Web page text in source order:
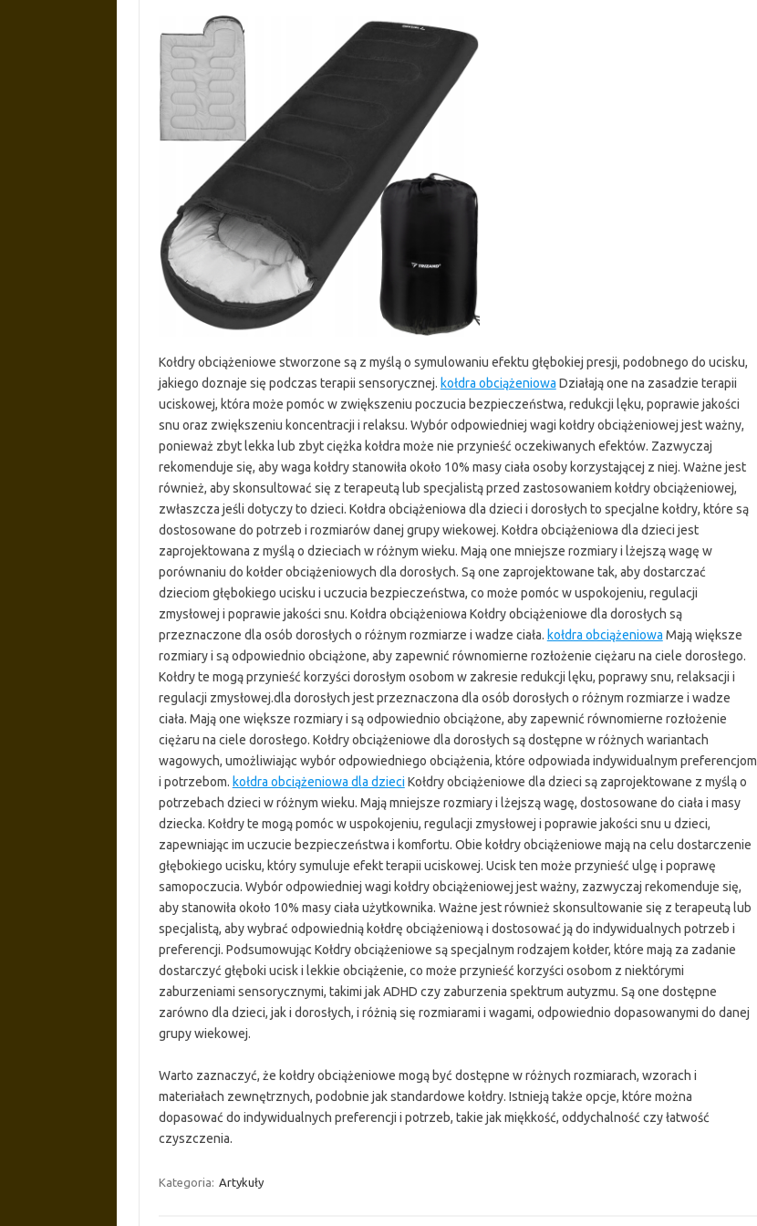
Kołdry obciążeniowe stworzone są z myślą o symulowaniu efektu głębokiej presji, podobnego do ucisku,
jakiego doznaje się podczas terapii sensorycznej. kołdra obciążeniowa Działają one na zasadzie terapii
uciskowej, która może pomóc w zwiększeniu poczucia bezpieczeństwa, redukcji lęku, poprawie jakości
snu oraz zwiększeniu koncentracji i relaksu. Wybór odpowiedniej wagi kołdry obciążeniowej jest ważny,
ponieważ zbyt lekka lub zbyt ciężka kołdra może nie przynieść oczekiwanych efektów. Zazwyczaj
rekomenduje się, aby waga kołdry stanowiła około 10% masy ciała osoby korzystającej z niej. Ważne jest
również, aby skonsultować się z terapeutą lub specjalistą przed zastosowaniem kołdry obciążeniowej,
zwłaszcza jeśli dotyczy to dzieci. Kołdra obciążeniowa dla dzieci i dorosłych to specjalne kołdry, które są
dostosowane do potrzeb i rozmiarów danej grupy wiekowej. Kołdra obciążeniowa dla dzieci jest
zaprojektowana z myślą o dzieciach w różnym wieku. Mają one mniejsze rozmiary i lżejszą wagę w
porównaniu do kołder obciążeniowych dla dorosłych. Są one zaprojektowane tak, aby dostarczać
dzieciom głębokiego ucisku i uczucia bezpieczeństwa, co może pomóc w uspokojeniu, regulacji
zmysłowej i poprawie jakości snu. Kołdra obciążeniowa Kołdry obciążeniowe dla dorosłych są
przeznaczone dla osób dorosłych o różnym rozmiarze i wadze ciała. kołdra obciążeniowa Mają większe
rozmiary i są odpowiednio obciążone, aby zapewnić równomierne rozłożenie ciężaru na ciele dorosłego.
Kołdry te mogą przynieść korzyści dorosłym osobom w zakresie redukcji lęku, poprawy snu, relaksacji i
regulacji zmysłowej.dla dorosłych jest przeznaczona dla osób dorosłych o różnym rozmiarze i wadze
ciała. Mają one większe rozmiary i są odpowiednio obciążone, aby zapewnić równomierne rozłożenie
ciężaru na ciele dorosłego. Kołdry obciążeniowe dla dorosłych są dostępne w różnych wariantach
wagowych, umożliwiając wybór odpowiedniego obciążenia, które odpowiada indywidualnym preferencjom
i potrzebom. kołdra obciążeniowa dla dzieci Kołdry obciążeniowe dla dzieci są zaprojektowane z myślą o
potrzebach dzieci w różnym wieku. Mają mniejsze rozmiary i lżejszą wagę, dostosowane do ciała i masy
dziecka. Kołdry te mogą pomóc w uspokojeniu, regulacji zmysłowej i poprawie jakości snu u dzieci,
zapewniając im uczucie bezpieczeństwa i komfortu. Obie kołdry obciążeniowe mają na celu dostarczenie
głębokiego ucisku, który symuluje efekt terapii uciskowej. Ucisk ten może przynieść ulgę i poprawę
samopoczucia. Wybór odpowiedniej wagi kołdry obciążeniowej jest ważny, zazwyczaj rekomenduje się,
aby stanowiła około 10% masy ciała użytkownika. Ważne jest również skonsultowanie się z terapeutą lub
specjalistą, aby wybrać odpowiednią kołdrę obciążeniową i dostosować ją do indywidualnych potrzeb i
preferencji. Podsumowując Kołdry obciążeniowe są specjalnym rodzajem kołder, które mają za zadanie
dostarczyć głęboki ucisk i lekkie obciążenie, co może przynieść korzyści osobom z niektórymi
zaburzeniami sensorycznymi, takimi jak ADHD czy zaburzenia spektrum autyzmu. Są one dostępne
zarówno dla dzieci, jak i dorosłych, i różnią się rozmiarami i wagami, odpowiednio dopasowanymi do danej
grupy wiekowej.
Warto zaznaczyć, że kołdry obciążeniowe mogą być dostępne w różnych rozmiarach, wzorach i
materiałach zewnętrznych, podobnie jak standardowe kołdry. Istnieją także opcje, które można
dopasować do indywidualnych preferencji i potrzeb, takie jak miękkość, oddychalność czy łatwość
czyszczenia.
Kategoria: Artykuły